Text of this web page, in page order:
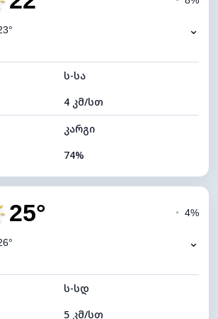
7 (ნათელი)
10880 მ
⌄
ს-სა
4 კმ/სთ
კარგი
74%
7 (ნათელი)
25° ◔ 4%
⌄
ს-სდ
5 კმ/სთ